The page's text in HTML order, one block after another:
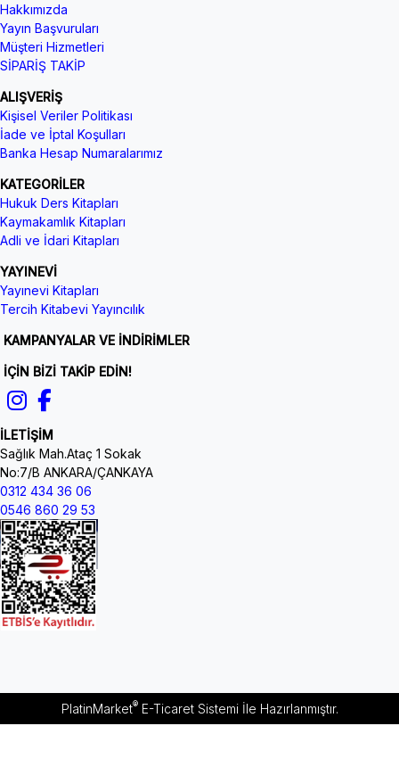
Hakkımızda
Yayın Başvuruları
Müşteri Hizmetleri
SİPARİŞ TAKİP
ALIŞVERİŞ
Kişisel Veriler Politikası
İade ve İptal Koşulları
Banka Hesap Numaralarımız
KATEGORİLER
Hukuk Ders Kitapları
Kaymakamlık Kitapları
Adli ve İdari Kitapları
YAYINEVİ
Yayınevi Kitapları
Tercih Kitabevi Yayıncılık
KAMPANYALAR VE İNDİRİMLER
İÇİN BİZİ TAKİP EDİN!
İLETİŞİM
Sağlık Mah.Ataç 1 Sokak
No:7/B ANKARA/ÇANKAYA
0312 434 36 06
0546 860 29 53
PlatinMarket®E-Ticaret Sistemiİle Hazırlanmıştır.